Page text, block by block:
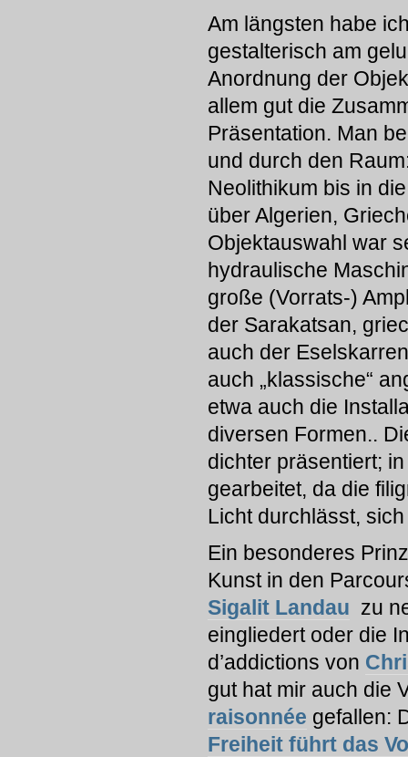
Am längsten habe
gestalterisch am
Anordnung der
allem gut die
Präsentation. Man
und durch den
Neolithikum bis in
über Algerien,
Objektauswahl war
hydraulische
große (Vorrats-)
der Sarakatsan,
auch der
auch „klassische“
etwa auch die
diversen Formen..
dichter präsentiert;
gearbeitet, da die
Licht durchlässt,
Ein besonderes
Kunst in den
Sigalit Landau zu
eingliedert oder die
d’addictions von
gut hat mir auch die
raisonnée gefallen:
Freiheit führt das